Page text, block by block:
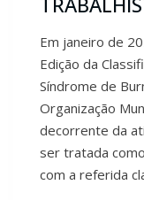
Em janeiro de
Edição da
Síndrome de
Organização
decorrente da
ser tratada
com a referida